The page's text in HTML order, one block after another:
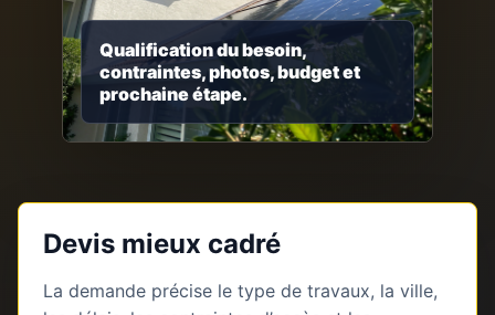
Qualification du besoin,
contraintes, photos, budget et
prochaine étape.
Devis mieux cadré
La demande précise le type de travaux, la ville,